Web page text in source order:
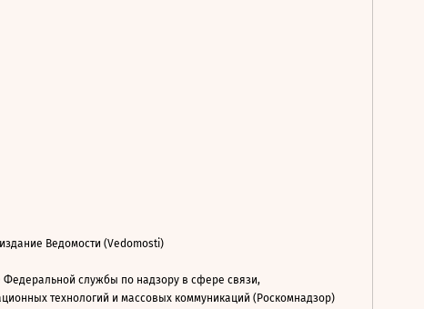
Ведомости (Vedomosti)
Федеральной службы по надзору в сфере связи,
технологий и массовых коммуникаций (Роскомнадзор)